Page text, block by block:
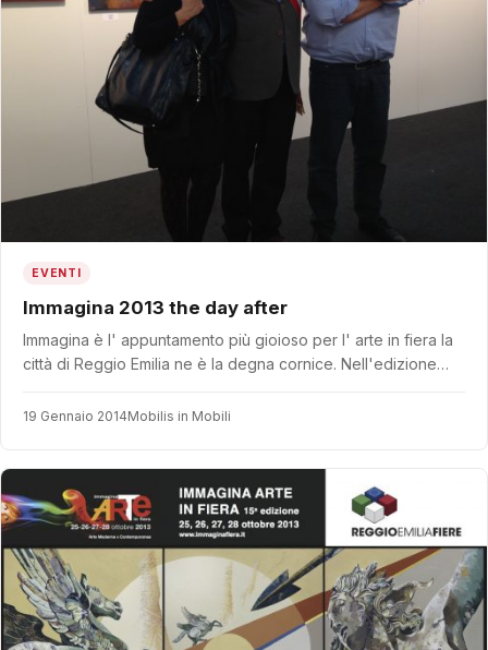
EVENTI
Immagina 2013 the day after
Immagina è l' appuntamento più gioioso per l' arte in fiera la
città di Reggio Emilia ne è la degna cornice. Nell'edizione…
19 Gennaio 2014Mobilis in Mobili